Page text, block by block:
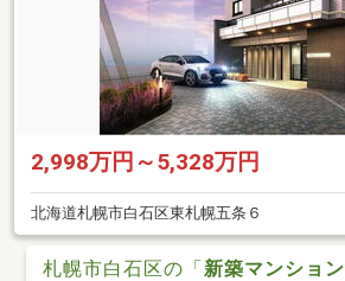
2,998万円～5,328万円
北海道札幌市白石区東札幌五条６
札幌市白石区の「新築マンション